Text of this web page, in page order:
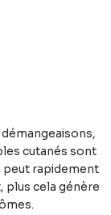
cutanés sont
peut rapidement
plus cela génère